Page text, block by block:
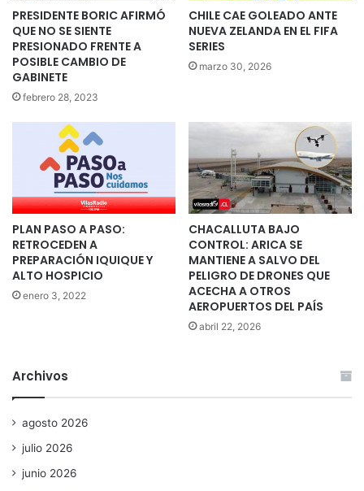
PRESIDENTE BORIC AFIRMÓ
QUE NO SE SIENTE
PRESIONADO FRENTE A
POSIBLE CAMBIO DE
GABINETE
febrero 28, 2023
CHILE CAE GOLEADO ANTE
NUEVA ZELANDA EN EL FIFA
SERIES
marzo 30, 2026
PLAN PASO A PASO:
RETROCEDEN A
PREPARACIÓN IQUIQUE Y
ALTO HOSPICIO
enero 3, 2022
CHACALLUTA BAJO
CONTROL: ARICA SE
MANTIENE A SALVO DEL
PELIGRO DE DRONES QUE
ACECHA A OTROS
AEROPUERTOS DEL PAÍS
abril 22, 2026
Archivos
agosto 2026
julio 2026
junio 2026